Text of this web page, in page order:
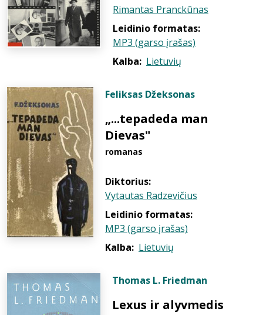
Rimantas Pranckūnas
Leidinio formatas:
MP3 (garso įrašas)
Kalba: Lietuvių
Feliksas Džeksonas
„...tepadeda man
Dievas"
romanas
Diktorius:
Vytautas Radzevičius
Leidinio formatas:
MP3 (garso įrašas)
Kalba: Lietuvių
Thomas L. Friedman
Lexus ir alyvmedis